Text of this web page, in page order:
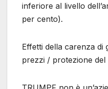
inferiore al livello
per cento).
Effetti della carenza di
prezzi / protezione del